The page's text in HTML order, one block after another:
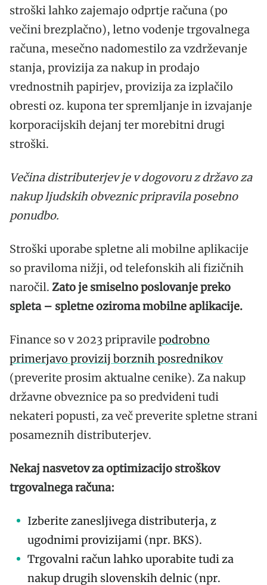
stroški lahko zajemajo odprtje računa (po
večini brezplačno), letno vodenje trgovalnega
računa, mesečno nadomestilo za vzdrževanje
stanja, provizija za nakup in prodajo
vrednostnih papirjev, provizija za izplačilo
obresti oz. kupona ter spremljanje in izvajanje
korporacijskih dejanj ter morebitni drugi
stroški.
Večina distributerjev je v dogovoru z državo za
nakup ljudskih obveznic pripravila posebno
ponudbo.
Stroški uporabe spletne ali mobilne aplikacije
so praviloma nižji, od telefonskih ali fizičnih
naročil. Zato je smiselno poslovanje preko
spleta – spletne oziroma mobilne aplikacije.
Finance so v 2023 pripravile podrobno
primerjavo provizij borznih posrednikov
(preverite prosim aktualne cenike). Za nakup
državne obveznice pa so predvideni tudi
nekateri popusti, za več preverite spletne strani
posameznih distributerjev.
Nekaj nasvetov za optimizacijo stroškov
trgovalnega računa:
Izberite zanesljivega distributerja, z
ugodnimi provizijami (npr. BKS).
Trgovalni račun lahko uporabite tudi za
nakup drugih slovenskih delnic (npr.